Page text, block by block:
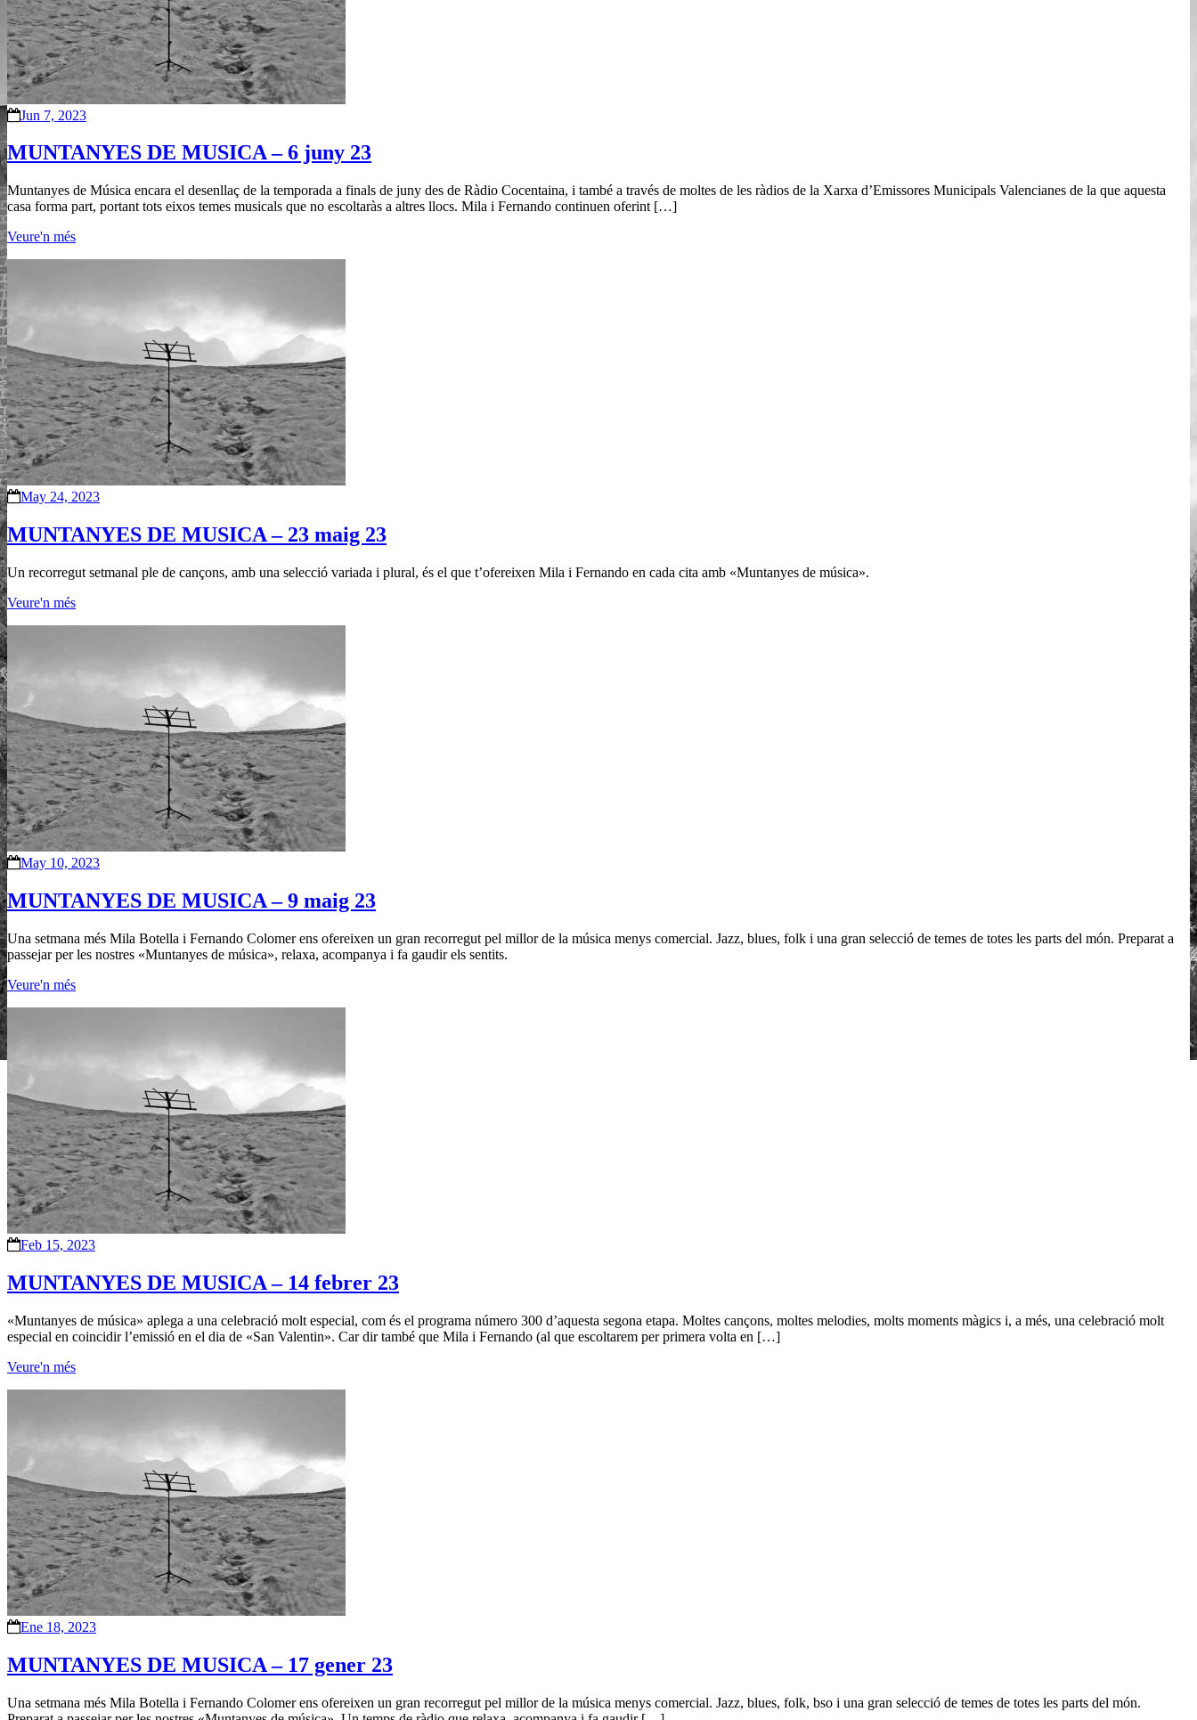
Jun 7, 2023
MUNTANYES DE MUSICA – 6 juny 23
Muntanyes de Música encara el desenllaç de la temporada a finals de juny des de Ràdio Cocentaina, i també a través de moltes de les ràdios de la Xarxa d’Emissores Municipals Valencianes de la que aquesta
casa forma part, portant tots eixos temes musicals que no escoltaràs a altres llocs. Mila i Fernando continuen oferint […]
Veure'n més
May 24, 2023
MUNTANYES DE MUSICA – 23 maig 23
Un recorregut setmanal ple de cançons, amb una selecció variada i plural, és el que t’ofereixen Mila i Fernando en cada cita amb «Muntanyes de música».
Veure'n més
May 10, 2023
MUNTANYES DE MUSICA – 9 maig 23
Una setmana més Mila Botella i Fernando Colomer ens ofereixen un gran recorregut pel millor de la música menys comercial. Jazz, blues, folk i una gran selecció de temes de totes les parts del món. Preparat a
passejar per les nostres «Muntanyes de música», relaxa, acompanya i fa gaudir els sentits.
Veure'n més
Feb 15, 2023
MUNTANYES DE MUSICA – 14 febrer 23
«Muntanyes de música» aplega a una celebració molt especial, com és el programa número 300 d’aquesta segona etapa. Moltes cançons, moltes melodies, molts moments màgics i, a més, una celebració molt
especial en coincidir l’emissió en el dia de «San Valentin». Car dir també que Mila i Fernando (al que escoltarem per primera volta en […]
Veure'n més
Ene 18, 2023
MUNTANYES DE MUSICA – 17 gener 23
Una setmana més Mila Botella i Fernando Colomer ens ofereixen un gran recorregut pel millor de la música menys comercial. Jazz, blues, folk, bso i una gran selecció de temes de totes les parts del món.